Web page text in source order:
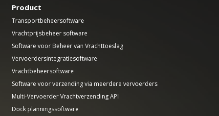
Product
Transportbeheersoftware
Vrachtprijsbeheer software
Software voor Beheer van Vrachttoeslag
Vervoerdersintegratiesoftware
Vrachtbeheersoftware
Software voor verzending via meerdere vervoerders
Multi-Vervoerder Vrachtverzending API
Dock planningssoftware